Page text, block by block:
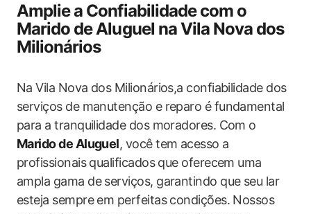
Amplie a Confiabilidade com o
Marido de Aluguel na Vila Nova dos
Milionários
Na Vila Nova dos Milionários,a confiabilidade dos
serviços de manutenção e reparo é fundamental
para a tranquilidade dos moradores. Com o
Marido de Aluguel, você tem acesso a
profissionais qualificados que oferecem uma
ampla gama de serviços, garantindo que seu lar
esteja sempre em perfeitas condições. Nossos